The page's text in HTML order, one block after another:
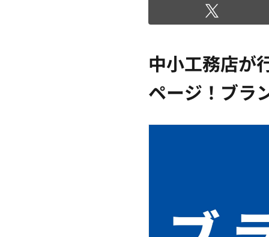
中小工務店が
ページ！ブラ